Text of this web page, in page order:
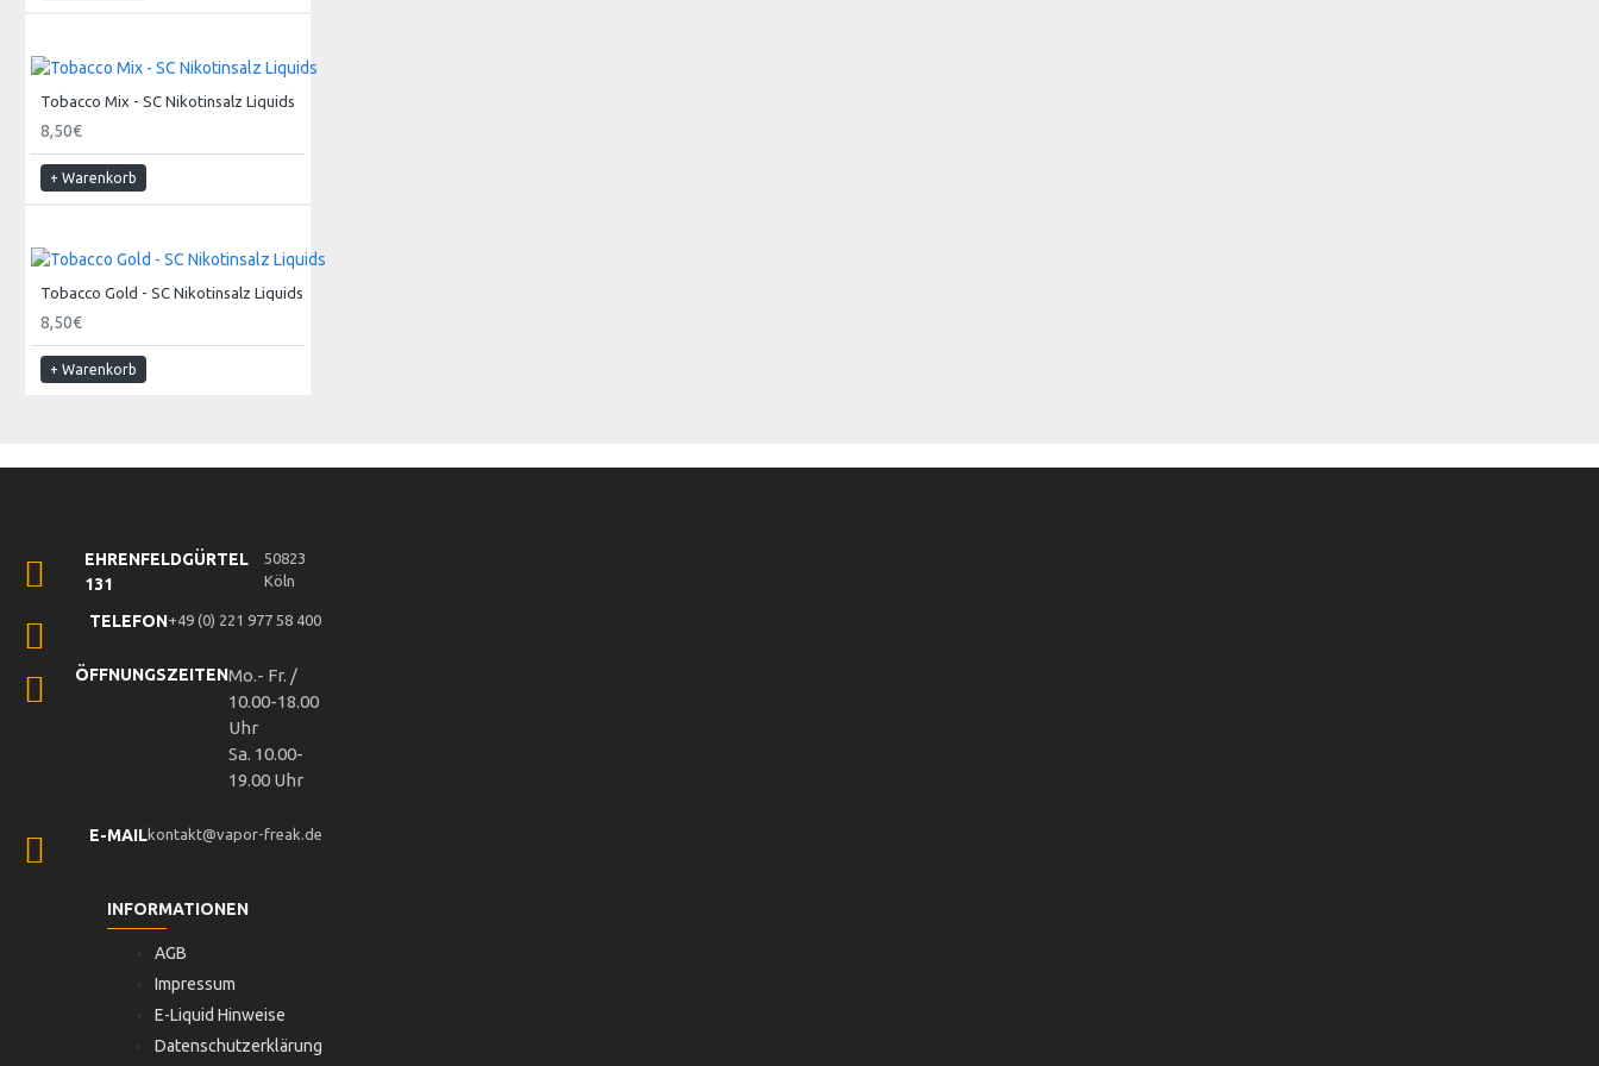
Tobacco Mix - SC Nikotinsalz Liquids
8,50€
+ Warenkorb
Tobacco Gold - SC Nikotinsalz Liquids
8,50€
+ Warenkorb
EHRENFELDGÜRTEL
131
50823
Köln
TELEFON+49 (0) 221 977 58 400
ÖFFNUNGSZEITENMo.- Fr. /
10.00-18.00
Uhr
Sa. 10.00-
19.00 Uhr
E-MAILkontakt@vapor-freak.de
INFORMATIONEN
AGB
Impressum
E-Liquid Hinweise
Datenschutzerklärung